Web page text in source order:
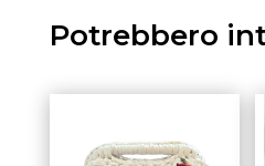
Potrebbero